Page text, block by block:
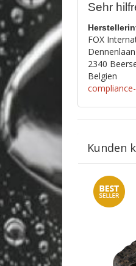
Sehr
FOX
2340
Belgien
Kunden